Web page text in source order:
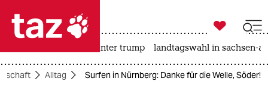
 taz zahl ich
taz zahl ich

taz zahl ich
usa unter trump landtagswahl in sachsen-
Alltag Surfen in Nürnberg: Danke für die Welle, Söder!